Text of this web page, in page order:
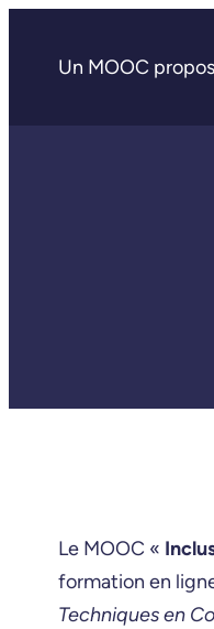
Un MOOC
Le MOOC «
formation en
Techniques en